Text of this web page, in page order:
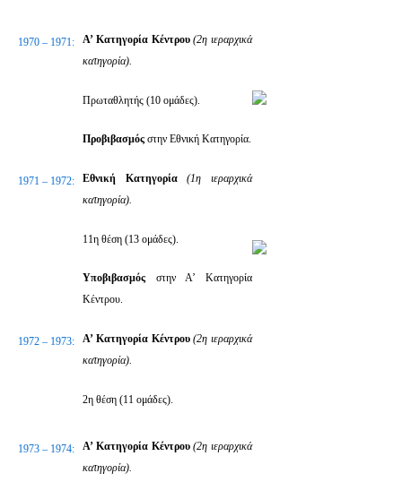
1970 – 1971: Α’ Κατηγορία Κέντρου(2η ιεραρχικά
κατηγορία).
Πρωταθλητής (10 ομάδες).
Προβιβασμός στην Εθνική Κατηγορία.
1971 – 1972: Εθνική Κατηγορία(1η ιεραρχικά
κατηγορία).
11η θέση (13 ομάδες).
Υποβιβασμός στην Α’ Κατηγορία
Κέντρου.
1972 – 1973: Α’ Κατηγορία Κέντρου(2η ιεραρχικά
κατηγορία).
2η θέση (11 ομάδες).
1973 – 1974: Α’ Κατηγορία Κέντρου(2η ιεραρχικά
κατηγορία).